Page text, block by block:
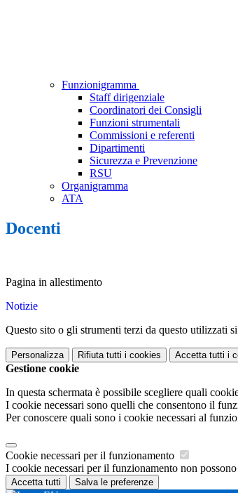
Funzionigramma
Staff dirigenziale
Coordinatori dei Consigli
Funzioni strumentali
Commissioni e referenti
Dipartimenti
Sicurezza e Prevenzione
RSU
Organigramma
ATA
Docenti
Pagina in allestimento
Notizie
Questo sito o gli strumenti terzi da questo utilizzati
Personalizza Rifiuta tutti i cookies Accetta tutti i
Gestione cookie
In questa schermata è possibile scegliere quali
I cookie necessari sono quelli che consentono il
Per conoscere quali sono i cookie necessari al
Cookie necessari per il funzionamento
I cookie necessari per il funzionamento non
Accetta tutti Salva le preferenze